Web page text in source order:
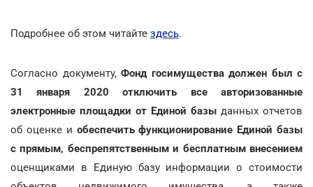
Подробнее об этом читайте здесь.
Согласно документу, Фонд госимущества должен был с
31 января 2020 отключить все авторизованные
электронные площадки от Единой базы данных отчетов
об оценке и обеспечить функционирование Единой базы
с прямым, беспрепятственным и бесплатным внесением
оценщиками в Единую базу информации о стоимости